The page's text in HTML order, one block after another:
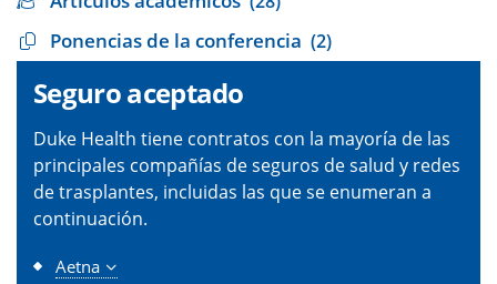
Ponencias de la conferencia (2)
Seguro aceptado
Duke Health tiene contratos con la mayoría de las
principales compañías de seguros de salud y redes
de trasplantes, incluidas las que se enumeran a
continuación.
Aetna